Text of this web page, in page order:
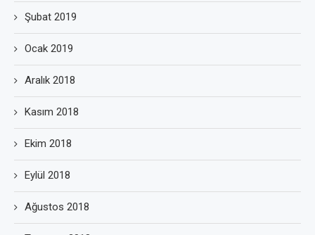
Şubat 2019
Ocak 2019
Aralık 2018
Kasım 2018
Ekim 2018
Eylül 2018
Ağustos 2018